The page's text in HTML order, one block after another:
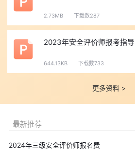
2.73MB 下载数287
2023年安全评价师报考指导
644.13KB 下载数733
更多资料 >
最新推荐
2024年三级安全评价师报名费